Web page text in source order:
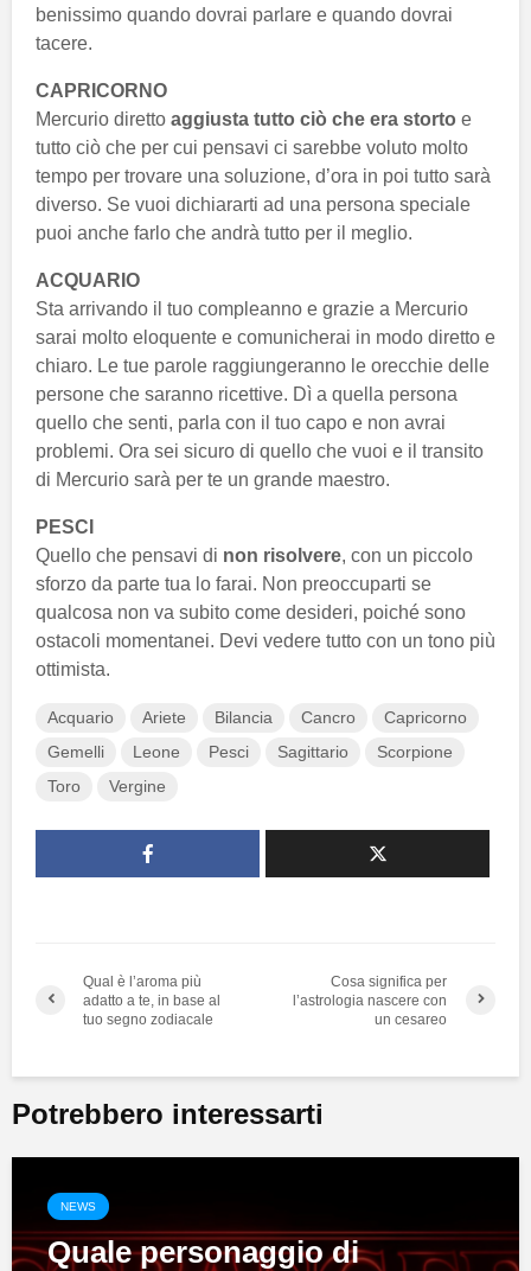
benissimo quando dovrai parlare e quando dovrai
tacere.
CAPRICORNO
Mercurio diretto aggiusta tutto ciò che era storto e
tutto ciò che per cui pensavi ci sarebbe voluto molto
tempo per trovare una soluzione, d’ora in poi tutto sarà
diverso. Se vuoi dichiararti ad una persona speciale
puoi anche farlo che andrà tutto per il meglio.
ACQUARIO
Sta arrivando il tuo compleanno e grazie a Mercurio
sarai molto eloquente e comunicherai in modo diretto e
chiaro. Le tue parole raggiungeranno le orecchie delle
persone che saranno ricettive. Dì a quella persona
quello che senti, parla con il tuo capo e non avrai
problemi. Ora sei sicuro di quello che vuoi e il transito
di Mercurio sarà per te un grande maestro.
PESCI
Quello che pensavi di non risolvere, con un piccolo
sforzo da parte tua lo farai. Non preoccuparti se
qualcosa non va subito come desideri, poiché sono
ostacoli momentanei. Devi vedere tutto con un tono più
ottimista.
Acquario Ariete Bilancia Cancro
Capricorno
Gemelli
Leone Pesci Sagittario
Scorpione
Toro
Vergine
Qual è l’aroma più
adatto a te, in base al
tuo segno zodiacale
Cosa significa per
l’astrologia nascere con
un cesareo
Potrebbero interessarti
NEWS
Quale personaggio di